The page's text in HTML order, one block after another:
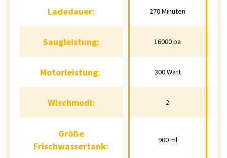
Ladedauer:
Saugleistung:
Motorleistung:
Wischmodi:
Frischwassertank:
270 Minuten
16000 pa
300 Watt
2
900 ml
Ladedauer:
Saugleistung:
Motorleistung:
Wischmodi:
Größe
Frischwassertank: